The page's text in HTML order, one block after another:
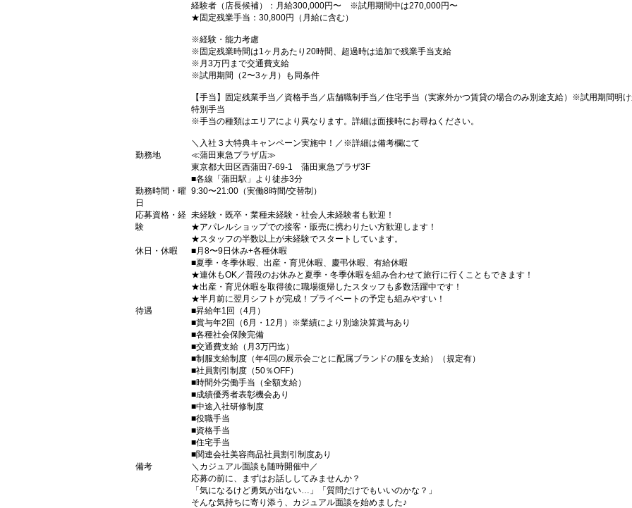
経験者（店長候補）：月給300,000円〜 ※試用期間中は270,000円〜
★固定残業手当：30,800円（月給に含む）
※経験・能力考慮
※固定残業時間は1ヶ月あたり20時間、超過時は追加で残業手当支給
※月3万円まで交通費支給
※試用期間（2〜3ヶ月）も同条件
【手当】固定残業手当／資格手当／店舗職制手当／住宅手当（実家外かつ賃貸の場合のみ別途支給）※試用期間明
特別手当
※手当の種類はエリアにより異なります。詳細は面接時にお尋ねください。
＼入社３大特典キャンペーン実施中！／※詳細は備考欄にて
勤務地
≪蒲田東急プラザ店≫
東京都大田区西蒲田7-69-1 蒲田東急プラザ3F
■各線「蒲田駅」より徒歩3分
勤務時間・曜
日
9:30〜21:00（実働8時間/交替制）
応募資格・経
験
未経験・既卒・業種未経験・社会人未経験者も歓迎！
★アパレルショップでの接客・販売に携わりたい方歓迎します！
★スタッフの半数以上が未経験でスタートしています。
休日・休暇
■月8〜9日休み+各種休暇
■夏季・冬季休暇、出産・育児休暇、慶弔休暇、有給休暇
★連休もOK／普段のお休みと夏季・冬季休暇を組み合わせて旅行に行くこともできます！
★出産・育児休暇を取得後に職場復帰したスタッフも多数活躍中です！
★半月前に翌月シフトが完成！プライベートの予定も組みやすい！
待遇
■昇給年1回（4月）
■賞与年2回（6月・12月）※業績により別途決算賞与あり
■各種社会保険完備
■交通費支給（月3万円迄）
■制服支給制度（年4回の展示会ごとに配属ブランドの服を支給）（規定有）
■社員割引制度（50％OFF）
■時間外労働手当（全額支給）
■成績優秀者表彰機会あり
■中途入社研修制度
■役職手当
■資格手当
■住宅手当
■関連会社美容商品社員割引制度あり
備考
＼カジュアル面談も随時開催中／
応募の前に、まずはお話ししてみませんか？
「気になるけど勇気が出ない…」「質問だけでもいいのかな？」
そんな気持ちに寄り添う、カジュアル面談を始めました♪